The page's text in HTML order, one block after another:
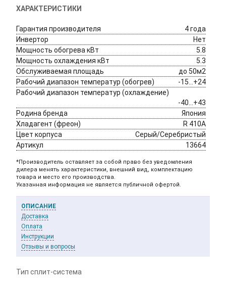
ХАРАКТЕРИСТИКИ
Гарантия производителя
4 года
Инвертор
Нет
Мощность обогрева кВт
5.8
Мощность охлаждения кВт
5.3
Обслуживаемая площадь
до 50м2
Рабочий диапазон температур (обогрев)
-15...+24
Рабочий диапазон температур (охлаждение)
-40...+43
Родина бренда
Япония
Хладагент (фреон)
R 410A
Цвет корпуса
Серый/Серебристый
Артикул
13664
*Производитель оставляет за собой право без уведомления
дилера менять характеристики, внешний вид, комплектацию
товара и место его производства.
Указанная информация не является публичной офертой.
ОПИСАНИЕ
Доставка
Оплата
Инструкции
Отзывы и вопросы
Тип сплит-система